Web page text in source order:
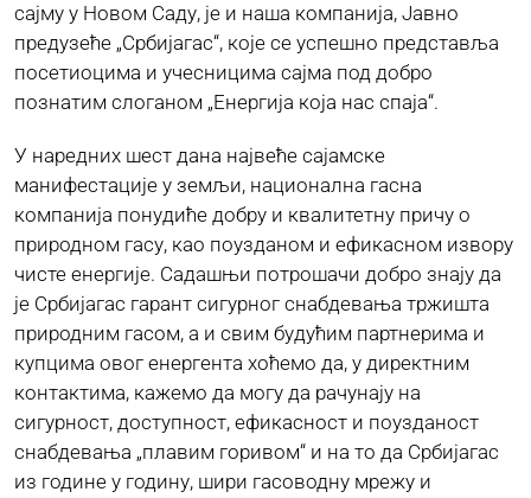
ПРЕС ЦЕНТАР
ПЛАН ЈАВНИХ НАБАВКИ
КОНТАКТ
сајму у Новом Саду, је и наша компанија, Јавно
предузеће „Србијагас“, које се успешно представља
посетиоцима и учесницима сајма под добро
познатим слоганом „Енергија која нас спаја“.
У наредних шест дана највеће сајамске
манифестације у земљи, национална гасна
компанија понудиће добру и квалитетну причу о
природном гасу, као поузданом и ефикасном извору
чисте енергије. Садашњи потрошачи добро знају да
је Србијагас гарант сигурног снабдевања тржишта
природним гасом, а и свим будућим партнерима и
купцима овог енергента хоћемо да, у директним
контактима, кажемо да могу да рачунају на
сигурност, доступност, ефикасност и поузданост
снабдевања „плавим горивом“ и на то да Србијагас
из године у годину, шири гасоводну мрежу и